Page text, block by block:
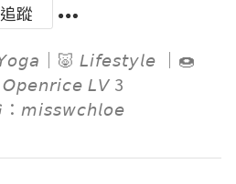
追蹤
｜🐷 𝘓𝘪𝘧𝘦𝘴𝘵𝘺𝘭𝘦 ｜🍩
𝘓𝘝 3
𝘮𝘪𝘴𝘴𝘸𝘤𝘩𝘭𝘰𝘦